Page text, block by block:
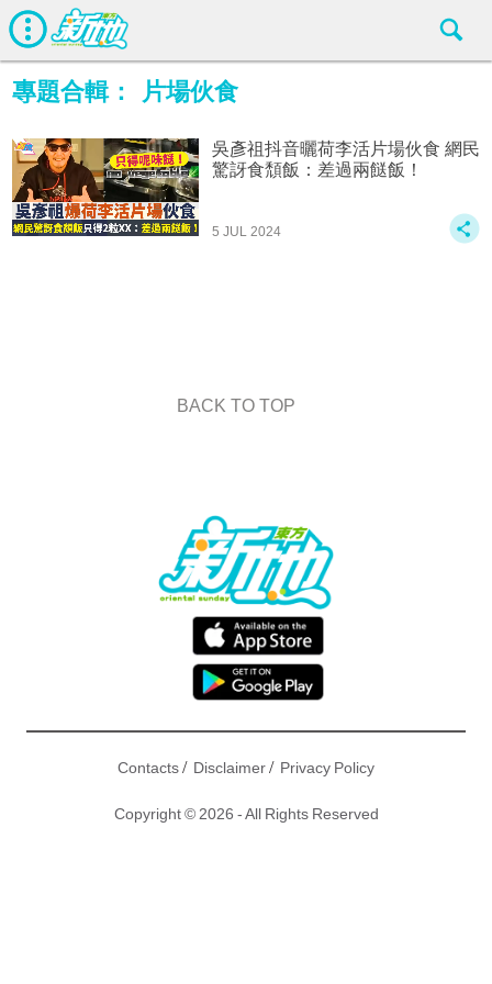
專題合輯： 片場伙食
吳彥祖抖音曬荷李活片場伙食 網民
驚訝食頹飯：差過兩餸飯！
5 JUL 2024
BACK TO TOP
Contacts/ Disclaimer/ Privacy Policy
Copyright © 2026 - All Rights Reserved